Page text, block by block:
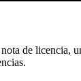
de licencia,